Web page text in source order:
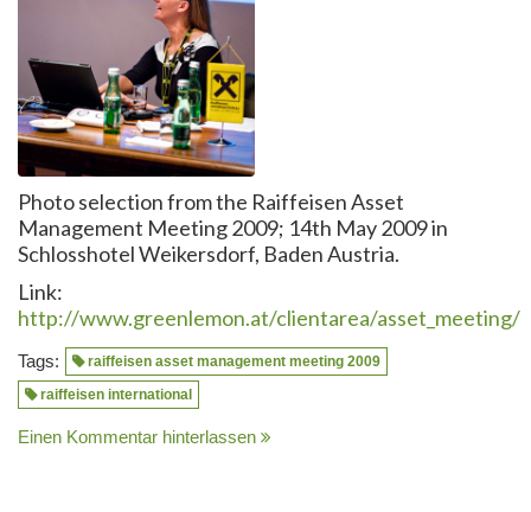
Photo selection from the Raiffeisen Asset
Management Meeting 2009; 14th May 2009 in
Schlosshotel Weikersdorf, Baden Austria.
Link:
http://www.greenlemon.at/clientarea/asset_meeting/
Tags:
raiffeisen asset management meeting 2009
raiffeisen international
Einen Kommentar hinterlassen